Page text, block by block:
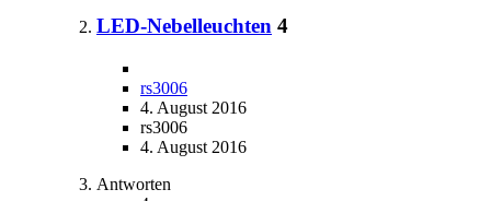
LED-Nebelleuchten 4
rs3006
4. August 2016
rs3006
4. August 2016
Antworten